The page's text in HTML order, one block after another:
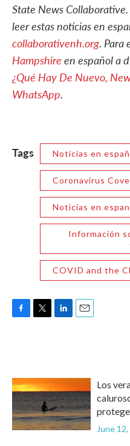
State News
leer estas noticias en
collaborativenh.org. Para
Hampshire en español a
¿Qué Hay De Nuevo,
WhatsApp.
Tags Noticias en
Coronavirus
Noticias en
Información
COVID and the
F
o
o
k
T
e
r
L
d
I
n
E
Los
June